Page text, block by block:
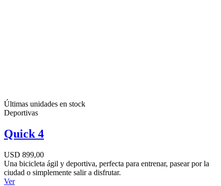
Últimas unidades en stock
Deportivas
Quick 4
USD 899,00
Una bicicleta ágil y deportiva, perfecta para entrenar, pasear por la
ciudad o simplemente salir a disfrutar.
Ver